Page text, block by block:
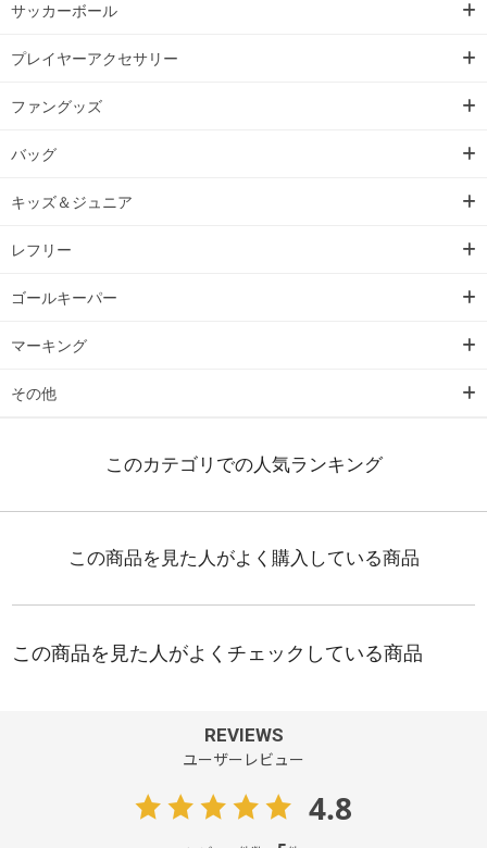
サッカーボール
プレイヤーアクセサリー
ファングッズ
バッグ
キッズ＆ジュニア
レフリー
ゴールキーパー
マーキング
その他
REVIEWS
ユーザーレビュー
4.8